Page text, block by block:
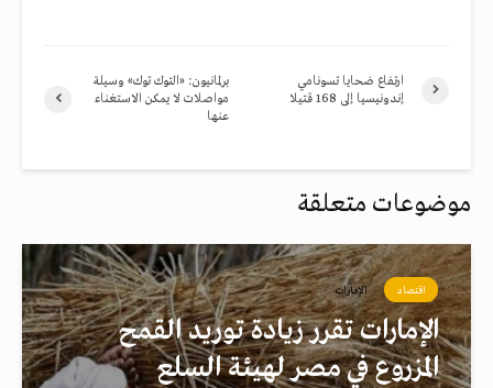
برلمانيون: «التوك توك» وسيلة
مواصلات لا يمكن الاستغناء
عنها
ارتفاع ضحايا تسونامي
إندونيسيا إلى 168 قتيلا
موضوعات متعلقة
اقتصاد الإمارات
الإمارات تقرر زيادة توريد القمح
المزروع في مصر لهيئة السلع